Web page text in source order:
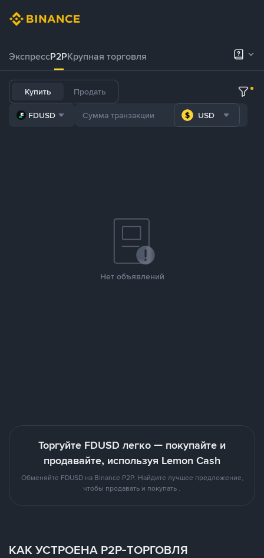
ЭкспрессP2PКрупная торговля
Купить Продать
FDUSD USD
Нет объявлений
Торгуйте FDUSD легко — покупайте и
продавайте, используя Lemon Cash
Обменяйте FDUSD на Binance P2P. Найдите лучшее предложение,
чтобы продавать и покупать .
КАК УСТРОЕНА P2P-ТОРГОВЛЯ